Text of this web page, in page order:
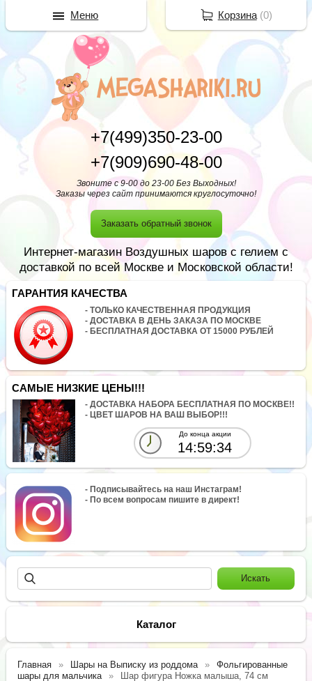
+7(499)350-23-00
+7(909)690-48-00
Звоните с 9-00 до 23-00 Без Выходных!
Заказы через сайт принимаются круглосуточно!
Заказать обратный звонок
Интернет-магазин Воздушных шаров с гелием с
доставкой по всей Москве и Московской области!
ГАРАНТИЯ КАЧЕСТВА
- ТОЛЬКО КАЧЕСТВЕННАЯ ПРОДУКЦИЯ
- ДОСТАВКА В ДЕНЬ ЗАКАЗА ПО МОСКВЕ
- БЕСПЛАТНАЯ ДОСТАВКА ОТ 15000 РУБЛЕЙ
САМЫЕ НИЗКИЕ ЦЕНЫ!!!
- ДОСТАВКА НАБОРА БЕСПЛАТНАЯ ПО МОСКВЕ!!
- ЦВЕТ ШАРОВ НА ВАШ ВЫБОР!!!
До конца акции
14:59:34
- Подписывайтесь на наш Инстаграм!
- По всем вопросам пишите в директ!
Каталог
Главная Шары на Выписку из роддома
Фольгированные
шары для мальчика
Шар фигура Ножка малыша, 74 см
Корзина(0)
Меню